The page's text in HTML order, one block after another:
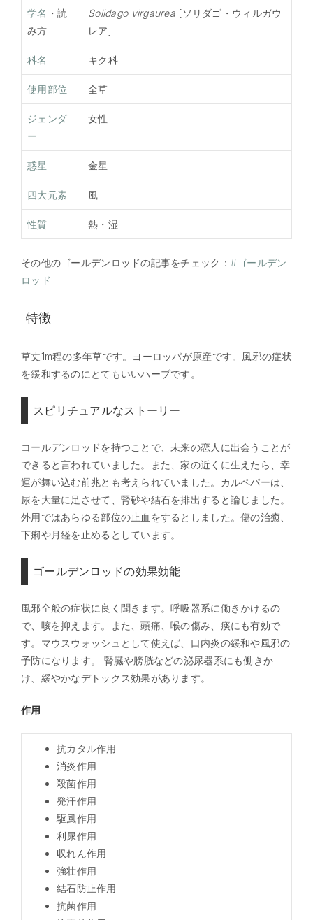
学名 ・読
み方
Solidago virgaurea [ソリダゴ・ウィルガウ
レア]
科名 キク科
使用部位 全草
ジェンダ
ー
女性
惑星 金星
四大元素 風
性質 熱・湿
その他のゴールデンロッドの記事をチェック： #ゴールデン
ロッド
特徴
草丈1m程の多年草です。ヨーロッパが原産です。風邪の症状
を緩和するのにとてもいいハーブです。
スピリチュアルなストーリー
コールデンロッドを持つことで、未来の恋人に出会うことが
できると言われていました。また、家の近くに生えたら、幸
運が舞い込む前兆とも考えられていました。カルペパーは、
尿を大量に足させて、腎砂や結石を排出すると論じました。
外用ではあらゆる部位の止血をするとしました。傷の治癒、
下痢や月経を止めるとしています。
ゴールデンロッドの効果効能
風邪全般の症状に良く聞きます。呼吸器系に働きかけるの
で、咳を抑えます。また、頭痛、喉の傷み、痰にも有効で
す。マウスウォッシュとして使えば、口内炎の緩和や風邪の
予防になります。 腎臓や膀胱などの泌尿器系にも働きか
け、緩やかなデトックス効果があります。
作用
抗カタル作用
消炎作用
殺菌作用
発汗作用
駆風作用
利尿作用
収れん作用
強壮作用
結石防止作用
抗菌作用